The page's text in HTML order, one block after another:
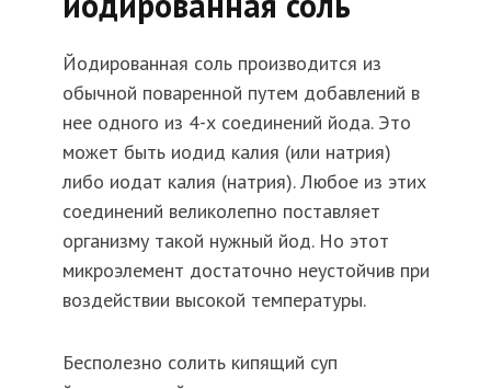
Йодированная соль производится из
обычной поваренной путем добавлений в
нее одного из 4-х соединений йода. Это
может быть иодид калия (или натрия)
либо иодат калия (натрия). Любое из этих
соединений великолепно поставляет
организму такой нужный йод. Но этот
микроэлемент достаточно неустойчив при
воздействии высокой температуры.
Бесполезно солить кипящий суп